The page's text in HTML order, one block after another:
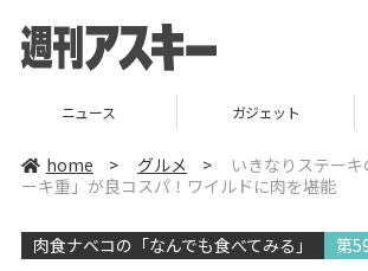
ガジェット ゲーム
home > グルメ >
いきなりステー
ーキ重」が良コスパ！ワイルドに肉を堪能
肉食ナベコの「なんでも食べてみる」 第